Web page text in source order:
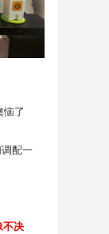
恼了
配一
不决